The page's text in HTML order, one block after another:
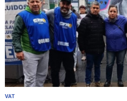
VAT